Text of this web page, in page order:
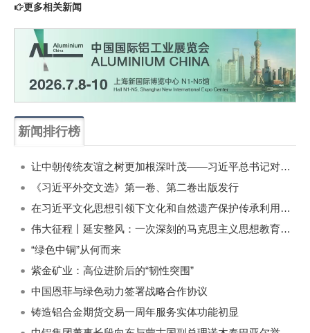
更多相关新闻
新闻排行榜
让中朝传统友谊之树更加根深叶茂——习近平总书记对朝鲜进行国事访问纪实
《习近平外交文选》第一卷、第二卷出版发行
在习近平文化思想引领下文化和自然遗产保护传承利用工作开创新局面
伟大征程丨延安整风：一次深刻的马克思主义思想教育运动
“绿色中铜”从何而来
紫金矿业：高位进阶后的“韧性突围”
中国恩菲与绿色动力签署战略合作协议
铸造铝合金期货交易一周年服务实体功能初显